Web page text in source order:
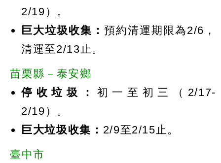
2/19）。
巨大垃圾收集：預約清運期限為2/6，
清運至2/13止。
苗栗縣－泰安鄉
停收垃圾： 初一至初三（2/17-
2/19）。
巨大垃圾收集： 2/9至2/15止。
臺中市